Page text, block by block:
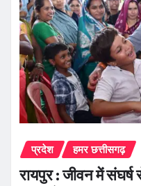
प्रदेश हमर छत्तीसगढ़
रायपुर : जीवन में संघर्ष